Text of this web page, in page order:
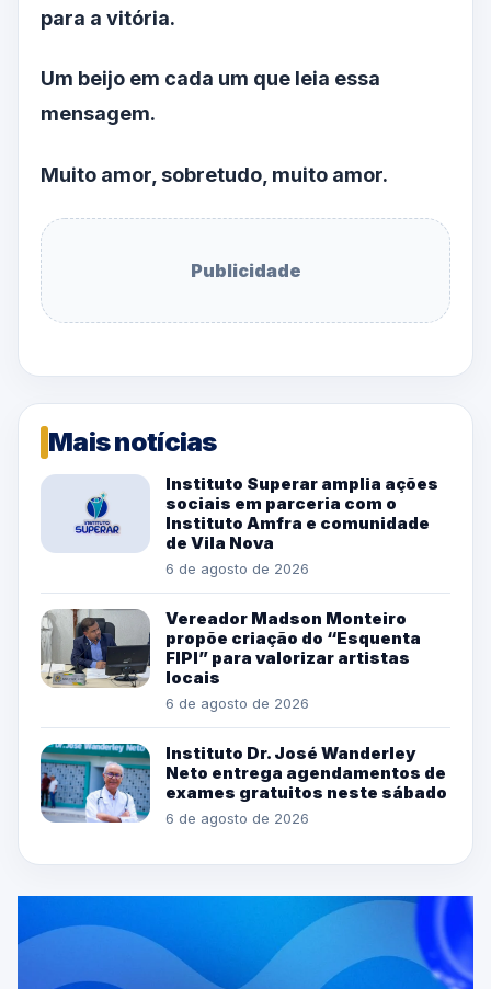
para a vitória.
Um beijo em cada um que leia essa
mensagem.
Muito amor, sobretudo, muito amor.
Publicidade
Mais notícias
Instituto Superar amplia ações
sociais em parceria com o
Instituto Amfra e comunidade
de Vila Nova
6 de agosto de 2026
Vereador Madson Monteiro
propõe criação do “Esquenta
FIPI” para valorizar artistas
locais
6 de agosto de 2026
Instituto Dr. José Wanderley
Neto entrega agendamentos de
exames gratuitos neste sábado
6 de agosto de 2026